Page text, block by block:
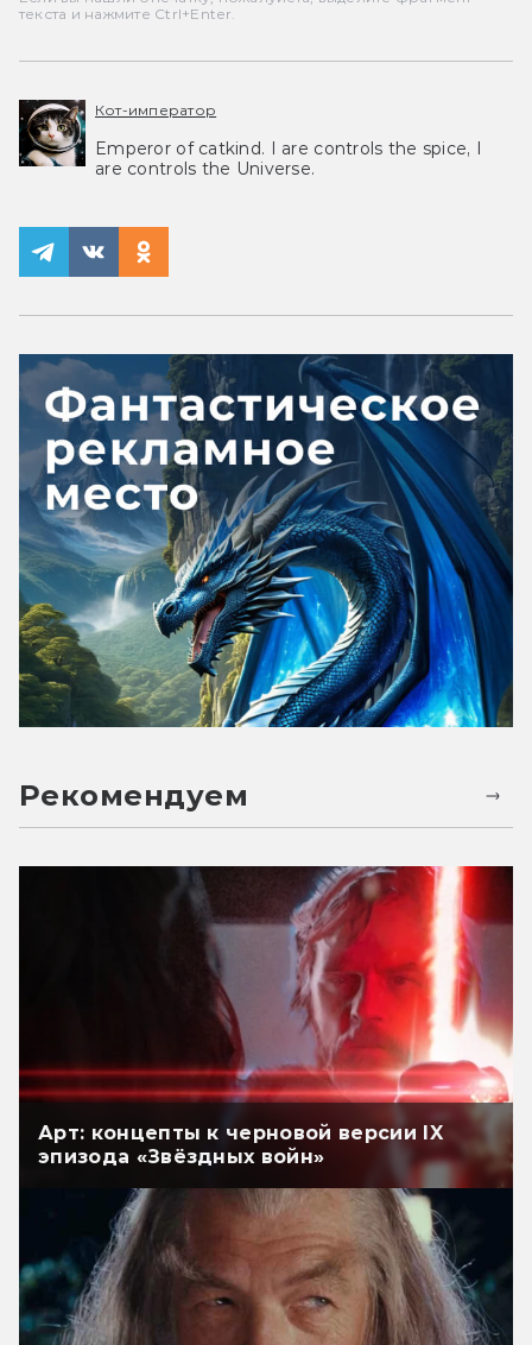
текста и нажмите Ctrl+Enter.
Кот-император
Emperor of catkind. I are controls the spice, I
are controls the Universe.
Рекомендуем
Арт: концепты к черновой версии IX
эпизода «Звёздных войн»